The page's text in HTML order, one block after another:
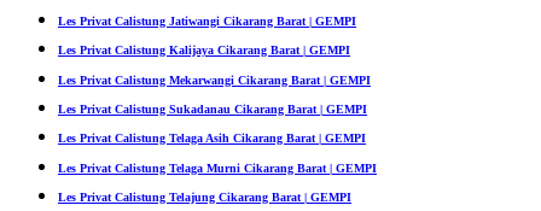
Les Privat Calistung Jatiwangi Cikarang Barat | GEMPI
Les Privat Calistung Kalijaya Cikarang Barat | GEMPI
Les Privat Calistung Mekarwangi Cikarang Barat | GEMPI
Les Privat Calistung Sukadanau Cikarang Barat | GEMPI
Les Privat Calistung Telaga Asih Cikarang Barat | GEMPI
Les Privat Calistung Telaga Murni Cikarang Barat | GEMPI
Les Privat Calistung Telajung Cikarang Barat | GEMPI